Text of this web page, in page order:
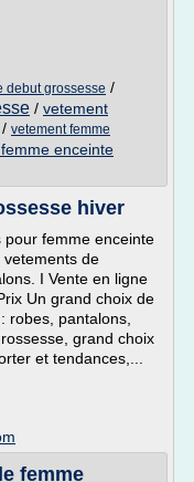
debut grossesse /
/ vetement
/ vetement femme
enceinte
hiver
pour femme enceinte
de
I Vente en ligne
Un grand choix de
robes, pantalons,
grand choix
et tendances,...
femme